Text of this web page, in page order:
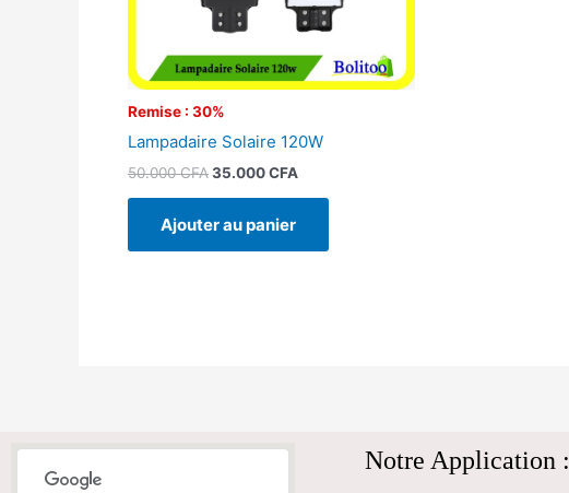
Remise : 30%
Lampadaire Solaire 120W
50.000CFA35.000CFA
Ajouter au panier
Notre Application :